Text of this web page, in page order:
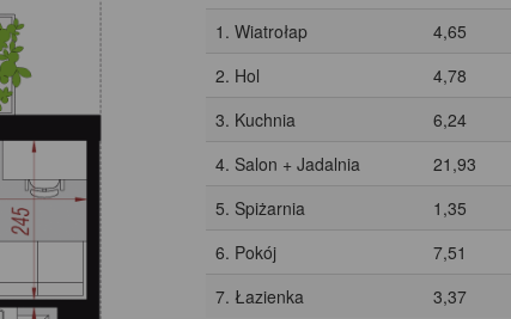
1. Wiatrołap
4,65
2. Hol
4,78
3. Kuchnia
6,24
4. Salon + Jadalnia
21,93
5. Spiżarnia
1,35
6. Pokój
7,51
7. Łazienka
3,37